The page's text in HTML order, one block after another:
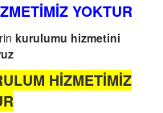
YOKTUR
kurulumu hizmetini
HİZMETİMİZ